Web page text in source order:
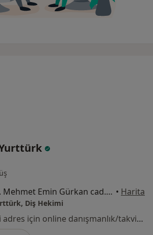
Gaziemir Mah. Mehmet Emin Gürkan cad.No:7/B, İzmir • Harita
Diş Hekimi
Bu uzman ilgili adres için online danışmanlık/takvim sunmuyor.